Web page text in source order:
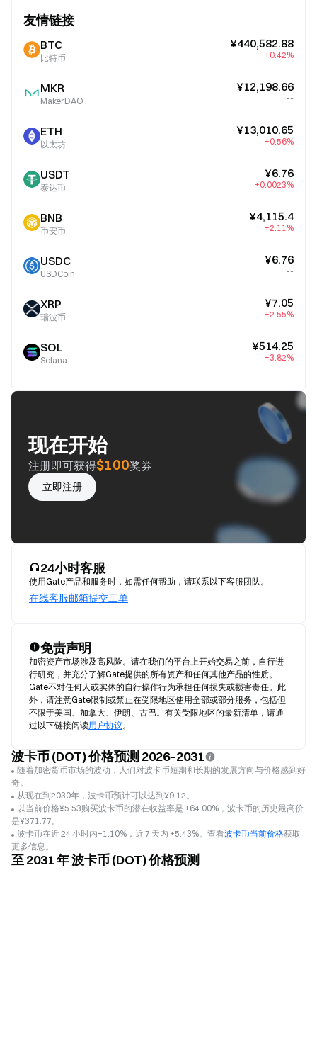
友情链接
BTC
比特币
¥440,582.88
+0.42%
MKR
MakerDAO
¥12,198.66
--
ETH
以太坊
¥13,010.65
+0.56%
USDT
泰达币
¥6.76
+0.0023%
BNB
币安币
¥4,115.4
+2.11%
USDC
USDCoin
¥6.76
--
XRP
瑞波币
¥7.05
+2.55%
SOL
Solana
¥514.25
+3.82%
现在开始
注册即可获得$100奖券
立即注册
24小时客服
使用Gate产品和服务时，如需任何帮助，请联系以下客服团队。
在线客服邮箱提交工单
免责声明
加密资产市场涉及高风险。请在我们的平台上开始交易之前，自行进
行研究，并充分了解Gate提供的所有资产和任何其他产品的性质。
Gate不对任何人或实体的自行操作行为承担任何损失或损害责任。此
外，请注意Gate限制或禁止在受限地区使用全部或部分服务，包括但
不限于美国、加拿大、伊朗、古巴。有关受限地区的最新清单，请通
过以下链接阅读用户协议。
波卡币 (DOT) 价格预测 2026–2031
随着加密货币市场的波动，人们对波卡币短期和长期的发展方向与价格感到好
奇。
从现在到2030年，波卡币预计可以达到¥9.12。
以当前价格¥5.53购买波卡币的潜在收益率是 +64.00%，波卡币的历史最高价
是¥371.77。
波卡币在近 24 小时内+1.10%，近 7 天内 +5.43%。查看波卡币当前价格获取
更多信息。
至 2031 年 波卡币 (DOT) 价格预测